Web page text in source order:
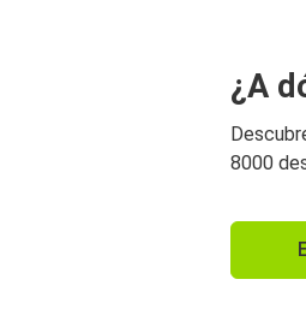
¿A
8000